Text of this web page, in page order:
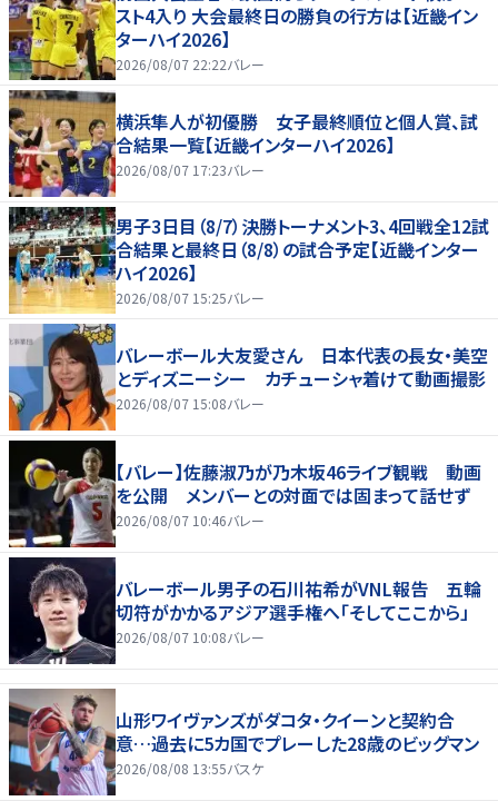
スト4入り 大会最終日の勝負の行方は【近畿イン
ターハイ2026】
2026/08/07 22:22バレー
横浜隼人が初優勝 女子最終順位と個人賞、試
合結果一覧【近畿インターハイ2026】
2026/08/07 17:23バレー
男子3日目（8/7）決勝トーナメント3、4回戦全12試
合結果と最終日（8/8）の試合予定【近畿インター
ハイ2026】
2026/08/07 15:25バレー
バレーボール大友愛さん 日本代表の長女・美空
とディズニーシー カチューシャ着けて動画撮影
2026/08/07 15:08バレー
【バレー】佐藤淑乃が乃木坂46ライブ観戦 動画
を公開 メンバーとの対面では固まって話せず
2026/08/07 10:46バレー
バレーボール男子の石川祐希がVNL報告 五輪
切符がかかるアジア選手権へ「そしてここから」
2026/08/07 10:08バレー
山形ワイヴァンズがダコタ・クイーンと契約合
意…過去に5カ国でプレーした28歳のビッグマン
2026/08/08 13:55バスケ